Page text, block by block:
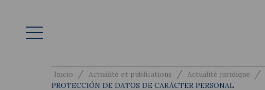
Inicio / Actualité et publications / Actualité juridique /
PROTECCIÓN DE DATOS DE CARÁCTER PERSONAL